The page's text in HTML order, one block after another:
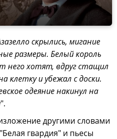
скрылись, мигание
размеры. Белый король
него хотят, вдруг стащил
клетку и убежал с доски.
одеяние накинул на
".
другими словами
гвардия" и пьесы